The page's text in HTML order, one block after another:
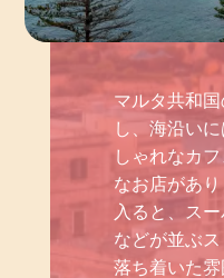
マルタ共和
し、海沿い
しゃれなカ
なお店があ
入ると、ス
などが並ぶ
落ち着いた雰